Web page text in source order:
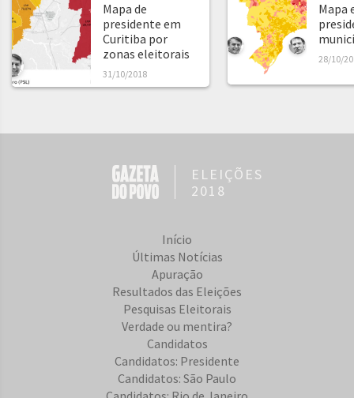
Mapa de
presidente em
Curitiba por
zonas eleitorais
31/10/2018
Mapa
28/10/
ELEIÇÕES
2018
Início
Últimas Notícias
Apuração
Resultados das Eleições
Pesquisas Eleitorais
Verdade ou mentira?
Candidatos
Candidatos: Presidente
Candidatos: São Paulo